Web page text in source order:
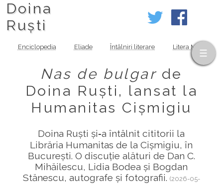
Doina
Ruști
Enciclopedia Eliade Întâlniri literare Litera MOV
Nas de bulgarde
Doina Ruști, lansat la
Humanitas Cișmigiu
Doina Ruști și‑a întâlnit cititorii la
Librăria Humanitas de la Cișmigiu, în
București. O discuție alături de Dan C.
Mihăilescu, Lidia Bodea și Bogdan
Stănescu, autografe și fotografii. (2026-05-